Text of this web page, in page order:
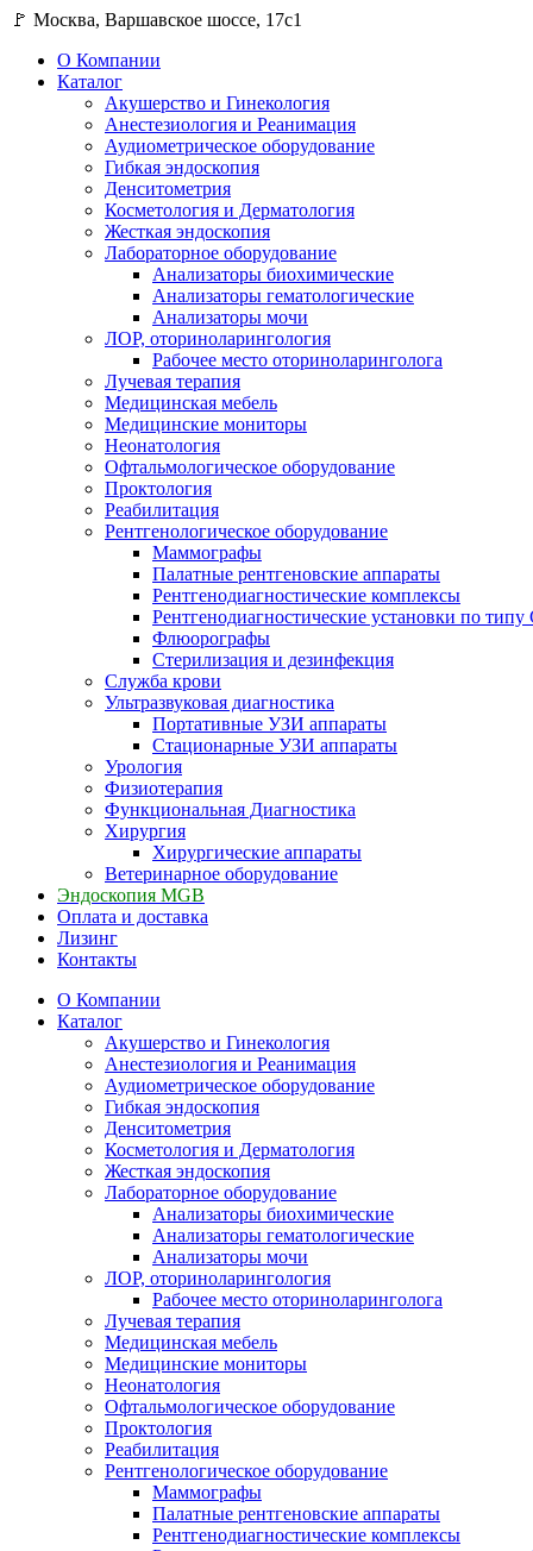
🚩 Москва, Варшавское шоссе, 17с1
О Компании
Каталог
Акушерство и Гинекология
Анестезиология и Реанимация
Аудиометрическое оборудование
Гибкая эндоскопия
Денситометрия
Косметология и Дерматология
Жесткая эндоскопия
Лабораторное оборудование
Анализаторы биохимические
Анализаторы гематологические
Анализаторы мочи
ЛОР, оториноларингология
Рабочее место оториноларинголога
Лучевая терапия
Медицинская мебель
Медицинские мониторы
Неонатология
Офтальмологическое оборудование
Проктология
Реабилитация
Рентгенологическое оборудование
Маммографы
Палатные рентгеновские аппараты
Рентгенодиагностические комплексы
Рентгенодиагностические установки по типу
Флюорографы
Стерилизация и дезинфекция
Служба крови
Ультразвуковая диагностика
Портативные УЗИ аппараты
Стационарные УЗИ аппараты
Урология
Физиотерапия
Функциональная Диагностика
Хирургия
Хирургические аппараты
Ветеринарное оборудование
Эндоскопия MGB
Оплата и доставка
Лизинг
Контакты
О Компании
Каталог
Акушерство и Гинекология
Анестезиология и Реанимация
Аудиометрическое оборудование
Гибкая эндоскопия
Денситометрия
Косметология и Дерматология
Жесткая эндоскопия
Лабораторное оборудование
Анализаторы биохимические
Анализаторы гематологические
Анализаторы мочи
ЛОР, оториноларингология
Рабочее место оториноларинголога
Лучевая терапия
Медицинская мебель
Медицинские мониторы
Неонатология
Офтальмологическое оборудование
Проктология
Реабилитация
Рентгенологическое оборудование
Маммографы
Палатные рентгеновские аппараты
Рентгенодиагностические комплексы